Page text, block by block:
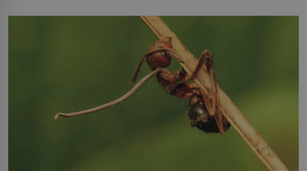
bezvýznamná. Teprve když se spojí s dalšími desítkami
tisíc příslušnic svého včelstva, vznikne jeden z
nejdokonalejších organismů […]